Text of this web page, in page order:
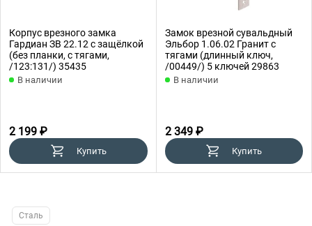
Корпус врезного замка
Гардиан ЗВ 22.12 с защёлкой
(без планки, с тягами,
/123:131/) 35435
В наличии
2 199 ₽
Купить
Замок врезной сувальдный
Эльбор 1.06.02 Гранит с
тягами (длинный ключ,
/00449/) 5 ключей 29863
В наличии
2 349 ₽
Купить
Сталь